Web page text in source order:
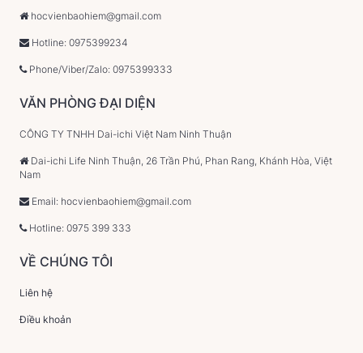
hocvienbaohiem@gmail.com
Hotline: 0975399234
Phone/Viber/Zalo: 0975399333
VĂN PHÒNG ĐẠI DIỆN
CÔNG TY TNHH Dai-ichi Việt Nam Ninh Thuận
Dai-ichi Life Ninh Thuận, 26 Trần Phú, Phan Rang, Khánh Hòa, Việt
Nam
Email: hocvienbaohiem@gmail.com
Hotline: 0975 399 333
VỀ CHÚNG TÔI
Liên hệ
Điều khoản